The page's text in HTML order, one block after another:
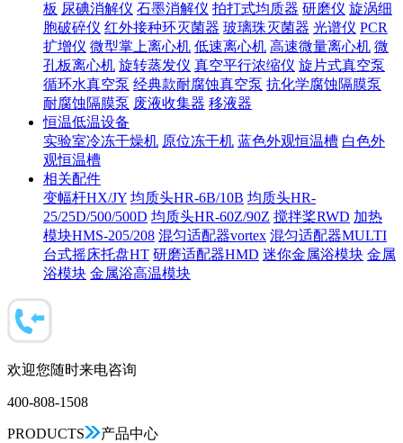
板 尿碘消解仪 石墨消解仪 拍打式均质器 研磨仪 旋涡细
胞破碎仪 红外接种环灭菌器 玻璃珠灭菌器 光谱仪 PCR
扩增仪 微型掌上离心机 低速离心机 高速微量离心机 微
孔板离心机 旋转蒸发仪 真空平行浓缩仪 旋片式真空泵
循环水真空泵 经典款耐腐蚀真空泵 抗化学腐蚀隔膜泵
耐腐蚀隔膜泵 废液收集器 移液器
恒温低温设备
实验室冷冻干燥机 原位冻干机 蓝色外观恒温槽 白色外
观恒温槽
相关配件
变幅杆HX/JY 均质头HR-6B/10B 均质头HR-
25/25D/500/500D 均质头HR-60Z/90Z 搅拌桨RWD 加热
模块HMS-205/208 混匀适配器vortex 混匀适配器MULTI
台式摇床托盘HT 研磨适配器HMD 迷你金属浴模块 金属
浴模块 金属浴高温模块
欢迎您随时来电咨询
400-808-1508
PRODUCTS 产品中心